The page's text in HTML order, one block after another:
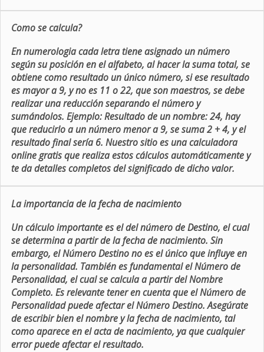
Como se calcula?
En numerologia cada letra tiene asignado un número
según su posición en el alfabeto, al hacer la suma total, se
obtiene como resultado un único número, si ese resultado
es mayor a 9, y no es 11 o 22, que son maestros, se debe
realizar una reducción separando el número y
sumándolos. Ejemplo: Resultado de un nombre: 24, hay
que reducirlo a un número menor a 9, se suma 2 + 4, y el
resultado final sería 6. Nuestro sitio es una calculadora
online gratis que realiza estos cálculos automáticamente y
te da detalles completos del significado de dicho valor.
La importancia de la fecha de nacimiento
Un cálculo importante es el del número de Destino, el cual
se determina a partir de la fecha de nacimiento. Sin
embargo, el Número Destino no es el único que influye en
la personalidad. También es fundamental el Número de
Personalidad, el cual se calcula a partir del Nombre
Completo. Es relevante tener en cuenta que el Número de
Personalidad puede afectar el Número Destino. Asegúrate
de escribir bien el nombre y la fecha de nacimiento, tal
como aparece en el acta de nacimiento, ya que cualquier
error puede afectar el resultado.